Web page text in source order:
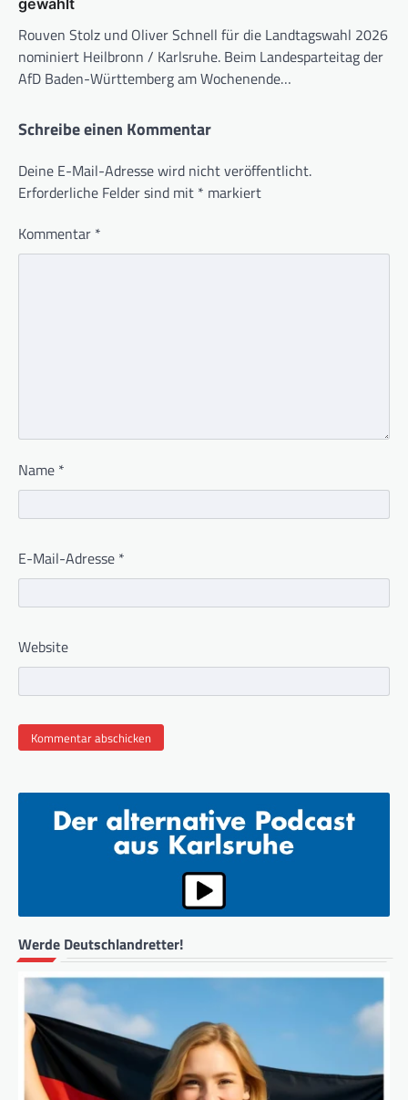
Rouven Stolz und Oliver Schnell für die Landtagswahl 2026
nominiert Heilbronn / Karlsruhe. Beim Landesparteitag der
AfD Baden-Württemberg am Wochenende…
Schreibe einen Kommentar
Deine E-Mail-Adresse wird nicht veröffentlicht.
Erforderliche Felder sind mit * markiert
Kommentar *
Name *
E-Mail-Adresse *
Website
Werde Deutschlandretter!